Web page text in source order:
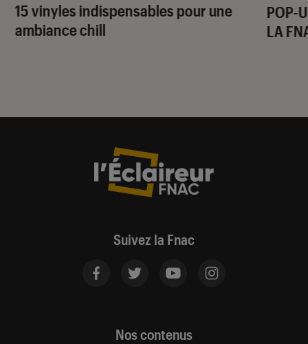
15 vinyles indispensables pour une
ambiance chill
POP-
LA
Suivez la Fnac
Nos contenus